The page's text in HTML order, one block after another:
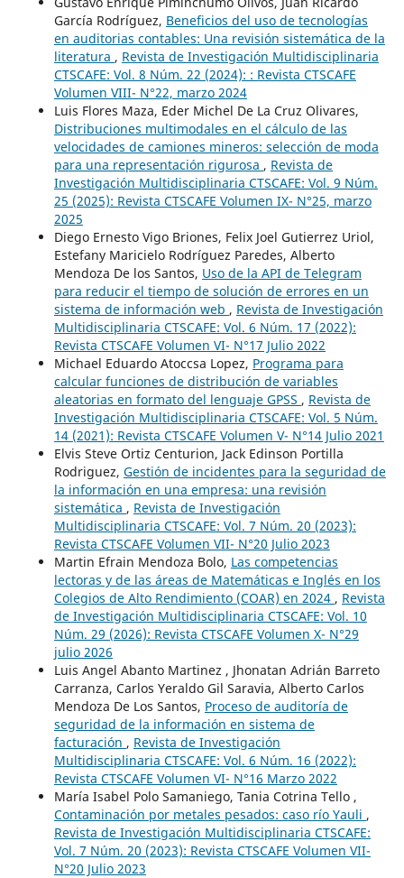
García Rodríguez, Beneficios del uso de tecnologías
en auditorias contables: Una revisión sistemática de la
literatura , Revista de Investigación Multidisciplinaria
CTSCAFE: Vol. 8 Núm. 22 (2024): : Revista CTSCAFE
Volumen VIII- N°22, marzo 2024
Luis Flores Maza, Eder Michel De La Cruz Olivares,
Distribuciones multimodales en el cálculo de las
velocidades de camiones mineros: selección de moda
para una representación rigurosa , Revista de
Investigación Multidisciplinaria CTSCAFE: Vol. 9 Núm.
25 (2025): Revista CTSCAFE Volumen IX- N°25, marzo
2025
Diego Ernesto Vigo Briones, Felix Joel Gutierrez Uriol,
Estefany Maricielo Rodríguez Paredes, Alberto
Mendoza De los Santos, Uso de la API de Telegram
para reducir el tiempo de solución de errores en un
sistema de información web , Revista de Investigación
Multidisciplinaria CTSCAFE: Vol. 6 Núm. 17 (2022):
Revista CTSCAFE Volumen VI- N°17 Julio 2022
Michael Eduardo Atoccsa Lopez, Programa para
calcular funciones de distribución de variables
aleatorias en formato del lenguaje GPSS , Revista de
Investigación Multidisciplinaria CTSCAFE: Vol. 5 Núm.
14 (2021): Revista CTSCAFE Volumen V- N°14 Julio 2021
Elvis Steve Ortiz Centurion, Jack Edinson Portilla
Rodriguez, Gestión de incidentes para la seguridad de
la información en una empresa: una revisión
sistemática , Revista de Investigación
Multidisciplinaria CTSCAFE: Vol. 7 Núm. 20 (2023):
Revista CTSCAFE Volumen VII- N°20 Julio 2023
Martin Efrain Mendoza Bolo, Las competencias
lectoras y de las áreas de Matemáticas e Inglés en los
Colegios de Alto Rendimiento (COAR) en 2024 , Revista
de Investigación Multidisciplinaria CTSCAFE: Vol. 10
Núm. 29 (2026): Revista CTSCAFE Volumen X- N°29
julio 2026
Luis Angel Abanto Martinez , Jhonatan Adrián Barreto
Carranza, Carlos Yeraldo Gil Saravia, Alberto Carlos
Mendoza De Los Santos, Proceso de auditoría de
seguridad de la información en sistema de
facturación , Revista de Investigación
Multidisciplinaria CTSCAFE: Vol. 6 Núm. 16 (2022):
Revista CTSCAFE Volumen VI- N°16 Marzo 2022
María Isabel Polo Samaniego, Tania Cotrina Tello ,
Contaminación por metales pesados: caso río Yauli ,
Revista de Investigación Multidisciplinaria CTSCAFE:
Vol. 7 Núm. 20 (2023): Revista CTSCAFE Volumen VII-
N°20 Julio 2023